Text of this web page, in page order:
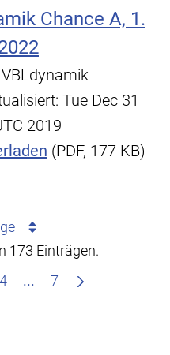
Chance A, 1.
Tue Dec 31
2019
(PDF, 177 KB)
173 Einträgen.
4 ... Zwischenseiten
7